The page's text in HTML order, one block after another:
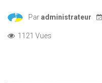
Paradministrateur
1121 Vues